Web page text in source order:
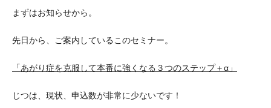
まずはお知らせから。
先日から、ご案内しているこのセミナー。
「あがり症を克服して本番に強くなる３つのステップ＋α」
じつは、現状、申込数が非常に少ないです！